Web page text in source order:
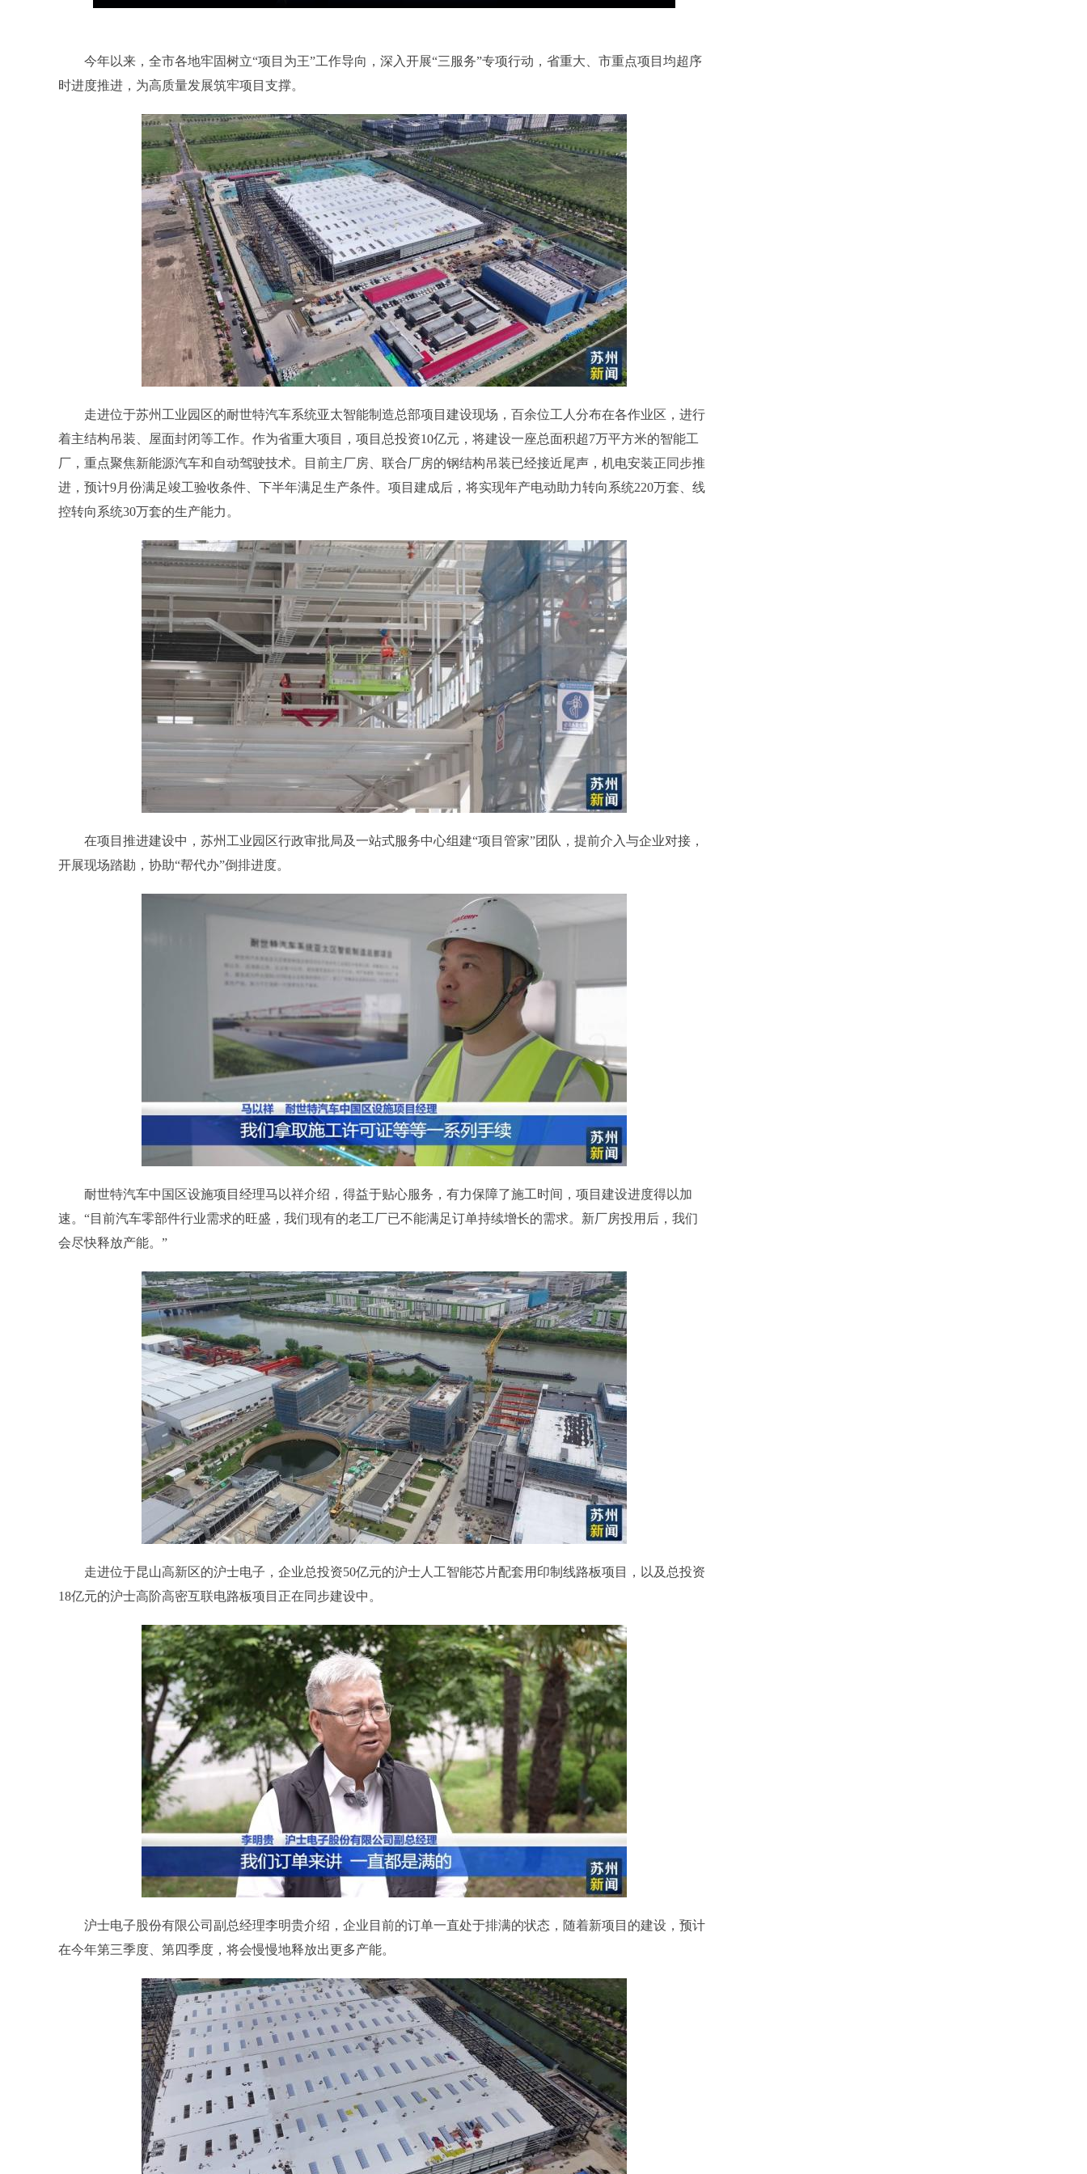
今年以来，全市各地牢固树立“项目为王”工作导向，深入开展“三服务”专项行动，省重大、市重点项目均超序
时进度推进，为高质量发展筑牢项目支撑。
走进位于苏州工业园区的耐世特汽车系统亚太智能制造总部项目建设现场，百余位工人分布在各作业区，进行
着主结构吊装、屋面封闭等工作。作为省重大项目，项目总投资10亿元，将建设一座总面积超7万平方米的智能工
厂，重点聚焦新能源汽车和自动驾驶技术。目前主厂房、联合厂房的钢结构吊装已经接近尾声，机电安装正同步推
进，预计9月份满足竣工验收条件、下半年满足生产条件。项目建成后，将实现年产电动助力转向系统220万套、线
控转向系统30万套的生产能力。
在项目推进建设中，苏州工业园区行政审批局及一站式服务中心组建“项目管家”团队，提前介入与企业对接，
开展现场踏勘，协助“帮代办”倒排进度。
耐世特汽车中国区设施项目经理马以祥介绍，得益于贴心服务，有力保障了施工时间，项目建设进度得以加
速。“目前汽车零部件行业需求的旺盛，我们现有的老工厂已不能满足订单持续增长的需求。新厂房投用后，我们
会尽快释放产能。”
走进位于昆山高新区的沪士电子，企业总投资50亿元的沪士人工智能芯片配套用印制线路板项目，以及总投资
18亿元的沪士高阶高密互联电路板项目正在同步建设中。
沪士电子股份有限公司副总经理李明贵介绍，企业目前的订单一直处于排满的状态，随着新项目的建设，预计
在今年第三季度、第四季度，将会慢慢地释放出更多产能。